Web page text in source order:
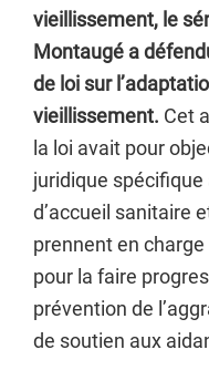
vieillissement, le
Montaugé a
de loi sur
vieillissement. Cet
la loi avait pour
juridique
d’accueil sanitaire
prennent en
pour la faire
prévention de
de soutien aux